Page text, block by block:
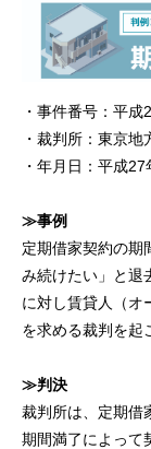
・事件番号：平
・裁判所：東京地
・年月日：平成27
≫事例
定期借家契約の期
み続けたい」と退
に対し賃貸人（オ
を求める裁判を起
≫判決
裁判所は、定期借
期間満了によって